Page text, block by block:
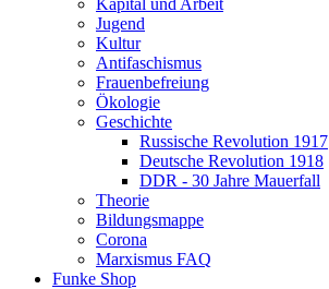
Kapital und Arbeit
Jugend
Kultur
Antifaschismus
Frauenbefreiung
Ökologie
Geschichte
Russische Revolution 1917
Deutsche Revolution 1918
DDR - 30 Jahre Mauerfall
Theorie
Bildungsmappe
Corona
Marxismus FAQ
Funke Shop